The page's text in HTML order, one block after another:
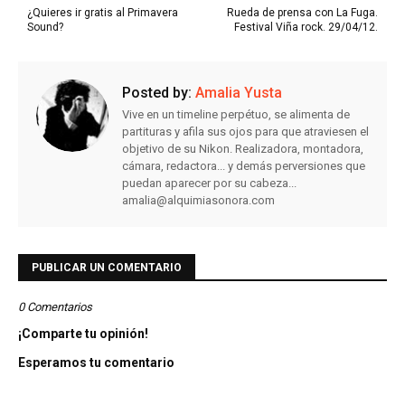
Rueda de prensa con La Fuga.
Festival Viña rock. 29/04/12.
¿Quieres ir gratis al Primavera
Sound?
Posted by: Amalia Yusta
Vive en un timeline perpétuo, se alimenta de
partituras y afila sus ojos para que atraviesen el
objetivo de su Nikon. Realizadora, montadora,
cámara, redactora... y demás perversiones que
puedan aparecer por su cabeza...
amalia@alquimiasonora.com
PUBLICAR UN COMENTARIO
0 Comentarios
¡Comparte tu opinión!
Esperamos tu comentario